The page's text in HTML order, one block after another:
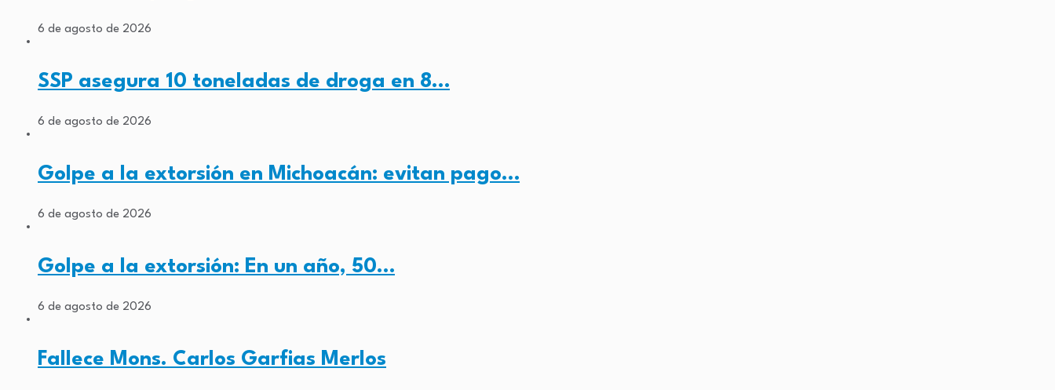
6 de agosto de 2026
SSP asegura 10 toneladas de droga en 8…
6 de agosto de 2026
Golpe a la extorsión en Michoacán: evitan pago…
6 de agosto de 2026
Golpe a la extorsión: En un año, 50…
6 de agosto de 2026
Fallece Mons. Carlos Garfias Merlos